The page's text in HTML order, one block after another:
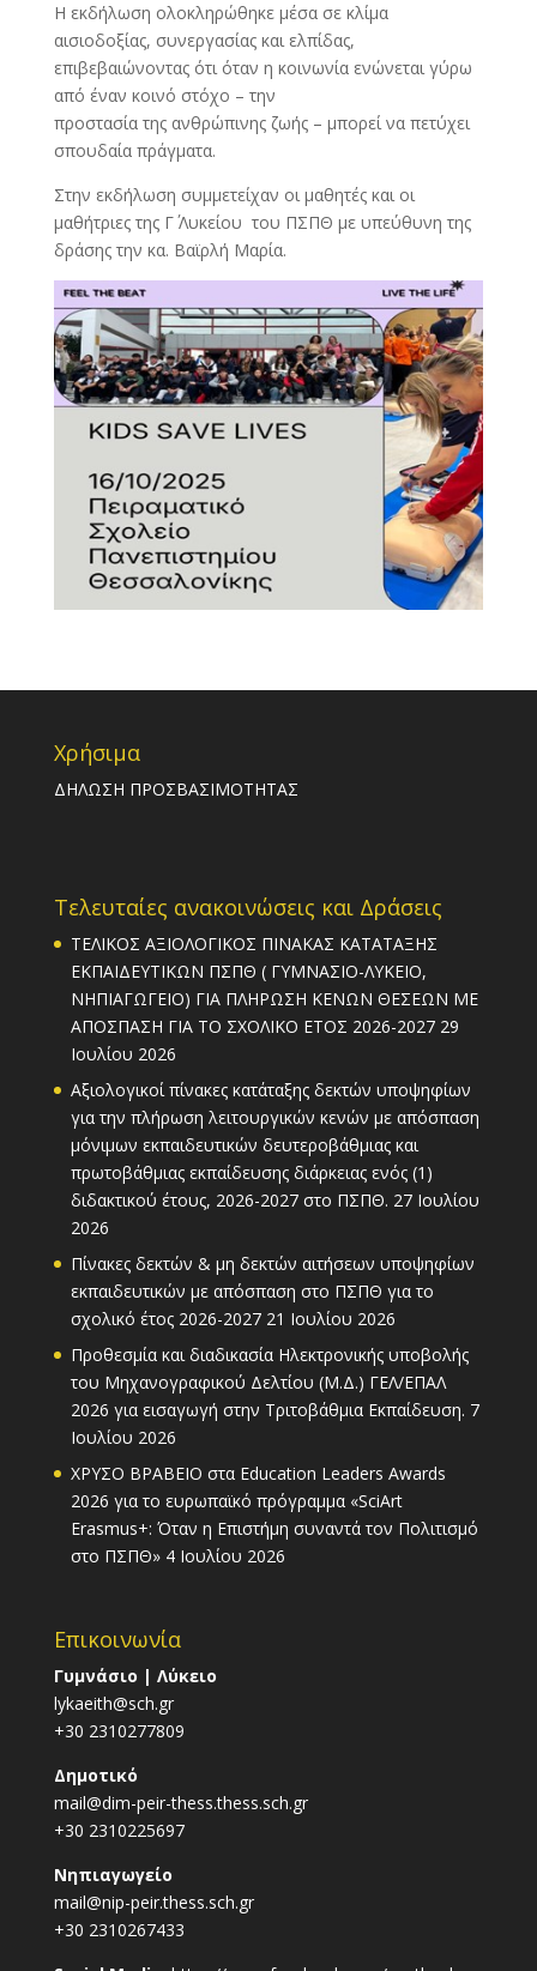
Η εκδήλωση ολοκληρώθηκε μέσα σε κλίμα
αισιοδοξίας, συνεργασίας και ελπίδας,
επιβεβαιώνοντας ότι όταν η κοινωνία ενώνεται γύρω
από έναν κοινό στόχο – την
προστασία της ανθρώπινης ζωής – μπορεί να πετύχει
σπουδαία πράγματα.
Στην εκδήλωση συμμετείχαν οι μαθητές και οι
μαθήτριες της Γ΄ Λυκείου του ΠΣΠΘ με υπεύθυνη της
δράσης την κα. Βαϊρλή Μαρία.
Χρήσιμα
ΔΗΛΩΣΗ ΠΡΟΣΒΑΣΙΜΟΤΗΤΑΣ
Τελευταίες ανακοινώσεις και Δράσεις
ΤΕΛΙΚΟΣ ΑΞΙΟΛΟΓΙΚΟΣ ΠΙΝΑΚΑΣ ΚΑΤΑΤΑΞΗΣ
ΕΚΠΑΙΔΕΥΤΙΚΩΝ ΠΣΠΘ ( ΓΥΜΝΑΣΙΟ-ΛΥΚΕΙΟ,
ΝΗΠΙΑΓΩΓΕΙΟ) ΓΙΑ ΠΛΗΡΩΣΗ ΚΕΝΩΝ ΘΕΣΕΩΝ ΜΕ
ΑΠΟΣΠΑΣΗ ΓΙΑ ΤΟ ΣΧΟΛΙΚΟ ΕΤΟΣ 2026-2027 29
Ιουλίου 2026
Αξιολογικοί πίνακες κατάταξης δεκτών υποψηφίων
για την πλήρωση λειτουργικών κενών με απόσπαση
μόνιμων εκπαιδευτικών δευτεροβάθμιας και
πρωτοβάθμιας εκπαίδευσης διάρκειας ενός (1)
διδακτικού έτους, 2026-2027 στο ΠΣΠΘ. 27 Ιουλίου
2026
Πίνακες δεκτών & μη δεκτών αιτήσεων υποψηφίων
εκπαιδευτικών με απόσπαση στο ΠΣΠΘ για το
σχολικό έτος 2026-2027 21 Ιουλίου 2026
Προθεσμία και διαδικασία Ηλεκτρονικής υποβολής
του Μηχανογραφικού Δελτίου (Μ.Δ.) ΓΕΛ/ΕΠΑΛ
2026 για εισαγωγή στην Τριτοβάθμια Εκπαίδευση. 7
Ιουλίου 2026
ΧΡΥΣΟ ΒΡΑΒΕΙΟ στα Education Leaders Awards
2026 για το ευρωπαϊκό πρόγραμμα «SciArt
Erasmus+: Όταν η Επιστήμη συναντά τον Πολιτισμό
στο ΠΣΠΘ» 4 Ιουλίου 2026
Επικοινωνία
Γυμνάσιο | Λύκειο
lykaeith@sch.gr
+30 2310277809
Δημοτικό
mail@dim-peir-thess.thess.sch.gr
+30 2310225697
Νηπιαγωγείο
mail@nip-peir.thess.sch.gr
+30 2310267433